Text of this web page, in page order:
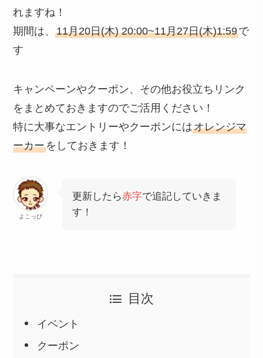
れますね！
期間は、11月20日(木) 20:00~11月27日(木)1:59で
す
キャンペーンやクーポン、その他お役立ちリンク
をまとめておきますのでご活用ください！
特に大事なエントリーやクーポンにはオレンジマ
ーカーをしておきます！
よこっぴ
更新したら赤字で追記していきま
す！
目次
イベント
クーポン